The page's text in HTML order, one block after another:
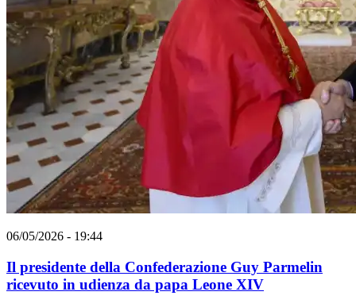
06/05/2026 - 19:44
Il presidente della Confederazione Guy Parmelin
ricevuto in udienza da papa Leone XIV